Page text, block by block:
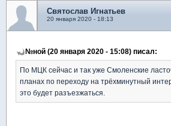
Святослав Игнатьев
20 января 2020 - 18:13
№ной (20 января 2020 - 15:08) писал:
По МЦК сейчас и так уже Смоленские
планах по переходу на трёхминутный
это будет разъезжаться.